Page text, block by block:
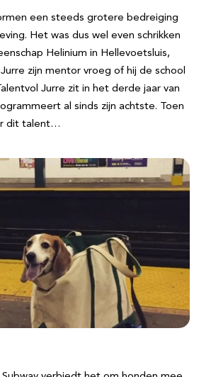
een steeds grotere bedreiging
Het was dus wel even schrikken
Helinium in Hellevoetsluis,
zijn mentor vroeg of hij de school
Jurre zit in het derde jaar van
al sinds zijn achtste. Toen
dit talent…